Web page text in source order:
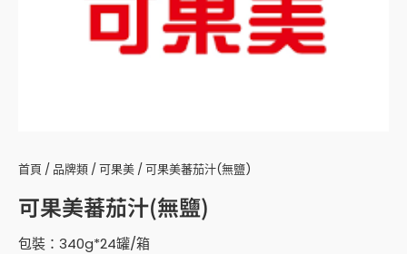
首頁 / 品牌類 /可果美 / 可果美蕃茄汁(無鹽)
可果美蕃茄汁(無鹽)
包裝：340g*24罐/箱